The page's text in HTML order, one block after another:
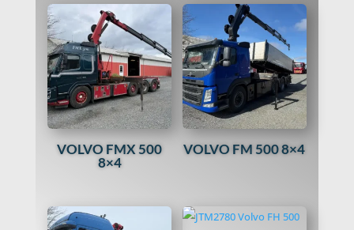
VOLVO FMX 500
8×4
VOLVO FM 500 8×4